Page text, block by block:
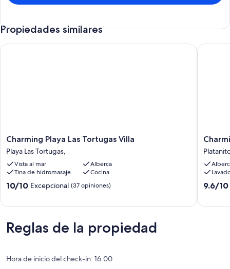
Propiedades similares
Charming
Playa
Las
Tortugas
Villa
Playa
Charming Playa Las Tortugas Villa
Playa Las Tortugas,
Vista al mar
Alberca
Tina de hidromasaje
Cocina
10.0
(37
opiniones)
10/10 Excepcional (37 opiniones)
Charming Playa Las Tortugas Villa
Villa
on
Peaceful
Gated
9.6
9.6/10
Reglas de la propiedad
Hora de inicio del check-in: 16:00